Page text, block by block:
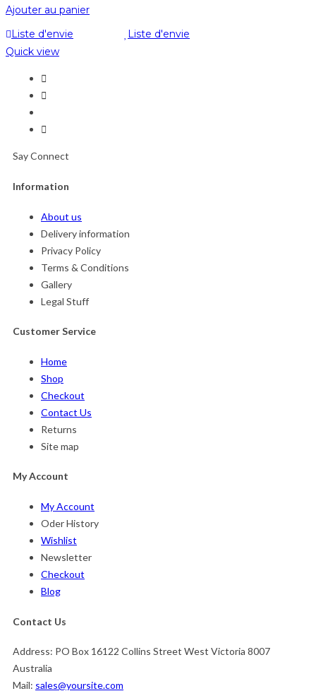
Ajouter au panier
Liste d'envie
Liste d'envie
Quick view
Say Connect
Information
About us
Delivery information
Privacy Policy
Terms & Conditions
Gallery
Legal Stuff
Customer Service
Home
Shop
Checkout
Contact Us
Returns
Site map
My Account
My Account
Oder History
Wishlist
Newsletter
Checkout
Blog
Contact Us
Address: PO Box 16122 Collins Street West Victoria 8007
Australia
Mail: sales@yoursite.com